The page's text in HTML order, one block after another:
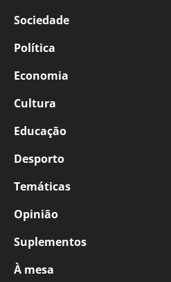
Sociedade
Política
Economia
Cultura
Educação
Desporto
Temáticas
Opinião
Suplementos
À mesa